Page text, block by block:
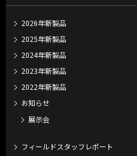
2026年新製品
2025年新製品
2024年新製品
2023年新製品
2022年新製品
お知らせ
展示会
フィールドスタッフレポート